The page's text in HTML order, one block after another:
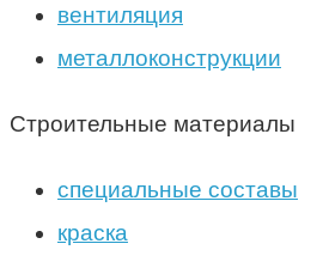
вентиляция
металлоконструкции
Строительные материалы
специальные составы
краска